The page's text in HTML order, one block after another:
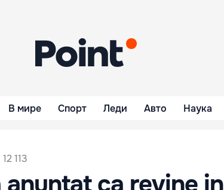
В мире Спорт Леди Авто Наука
12 113